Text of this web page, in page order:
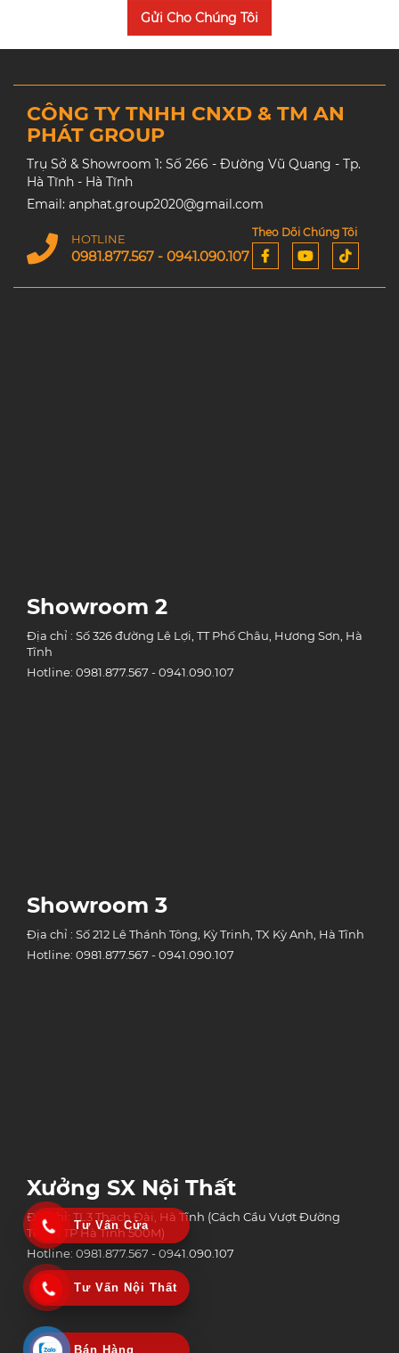
Gửi Cho Chúng Tôi
CÔNG TY TNHH CNXD & TM AN
PHÁT GROUP
Trụ Sở & Showroom 1: Số 266 - Đường Vũ Quang - Tp.
Hà Tĩnh - Hà Tĩnh
Email: anphat.group2020@gmail.com
HOTLINE
0981.877.567 - 0941.090.107
Theo Dõi Chúng Tôi
Showroom 2
Địa chỉ : Số 326 đường Lê Lợi, TT Phố Châu, Hương Sơn, Hà
Tĩnh
Hotline: 0981.877.567 - 0941.090.107
Showroom 3
Địa chỉ : Số 212 Lê Thánh Tông, Kỳ Trinh, TX Kỳ Anh, Hà Tĩnh
Hotline: 0981.877.567 - 0941.090.107
Xưởng SX Nội Thất
Địa chỉ: TL3 Thạch Đài, Hà Tĩnh (Cách Cầu Vượt Đường
Tránh TP Hà Tĩnh 500M)
Hotline: 0981.877.567 - 0941.090.107
Tư Vấn Cửa
Tư Vấn Nội Thất
Bán Hàng